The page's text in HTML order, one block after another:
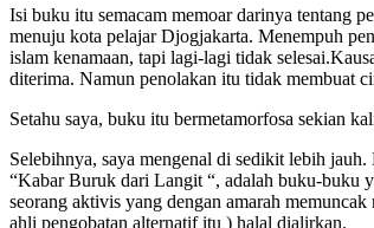
Isi buku itu semacam memoar darinya tentang
menuju kota pelajar Djogjakarta. Menempuh
islam kenamaan, tapi lagi-lagi tidak
diterima. Namun penolakan itu tidak membuat
Setahu saya, buku itu bermetamorfosa sekian
Selebihnya, saya mengenal di sedikit lebih
“Kabar Buruk dari Langit “, adalah buku-buku
seorang aktivis yang dengan amarah
ahli pengobatan alternatif itu ) halal dialirkan.